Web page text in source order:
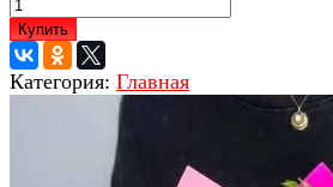
Купить
Категория: Главная